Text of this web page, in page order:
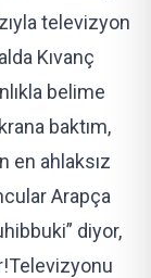
televizyon
Kıvanç
belime
baktım,
en ahlaksız
Arapça
diyor,